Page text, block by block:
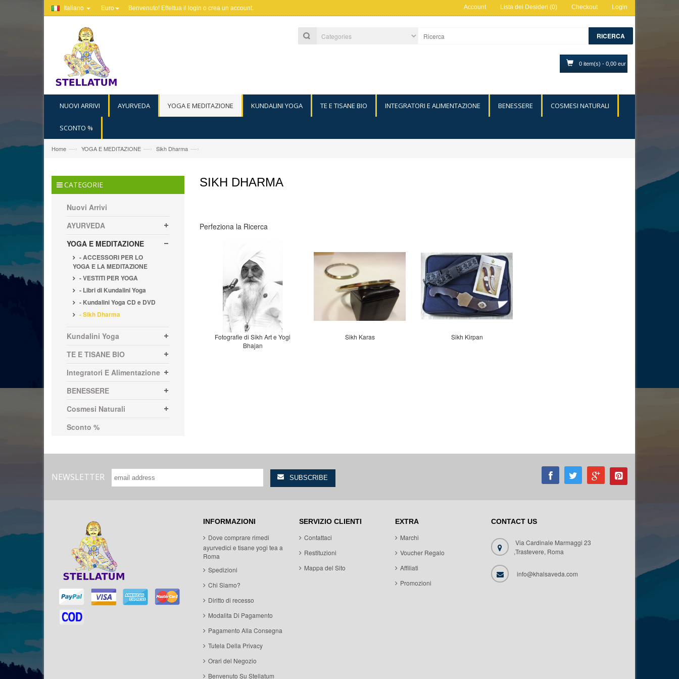
Italiano Euro Benvenuto! Effettua il login o crea un account. Account Lista dei Desideri (0) Checkout Login
RICERCA
0 item(s) - 0,00 eur
NUOVI ARRIVI AYURVEDA YOGA E MEDITAZIONE KUNDALINI YOGA TE E TISANE BIO INTEGRATORI E ALIMENTAZIONE BENESSERE COSMESI NATURALI
SCONTO %
Home —› YOGA E MEDITAZIONE —› Sikh Dharma —›
CATEGORIE
Nuovi Arrivi
AYURVEDA
YOGA E MEDITAZIONE
- ACCESSORI PER LO
YOGA E LA MEDITAZIONE
- VESTITI PER YOGA
- Libri di Kundalini Yoga
- Kundalini Yoga CD e DVD
- Sikh Dharma
Kundalini Yoga
TE E TISANE BIO
Integratori E Alimentazione
BENESSERE
Cosmesi Naturali
Sconto %
SIKH DHARMA
Perfeziona la Ricerca
Fotografie di Sikh Art e Yogi
Bhajan
Sikh Karas Sikh Kirpan
NEWSLETTER
INFORMAZIONI
Dove comprare rimedi
ayurvedici e tisane yogi tea a
Roma
Spedizioni
Chi Siamo?
Diritto di recesso
Modalita Di Pagamento
Pagamento Alla Consegna
Tutela Della Privacy
Orari del Negozio
Benvenuto Su Stellatum
SERVIZIO CLIENTI
Contattaci
Restituzioni
Mappa del Sito
EXTRA
Marchi
Voucher Regalo
Affiliati
Promozioni
CONTACT US
Via Cardinale Marmaggi 23
,Trastevere, Roma
info@khalsaveda.com